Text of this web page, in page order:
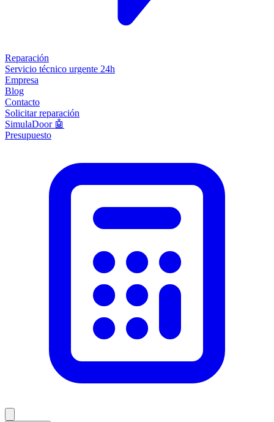
Reparación
Servicio técnico urgente 24h
Empresa
Blog
Contacto
Solicitar reparación
SimulaDoor 🤖
Presupuesto